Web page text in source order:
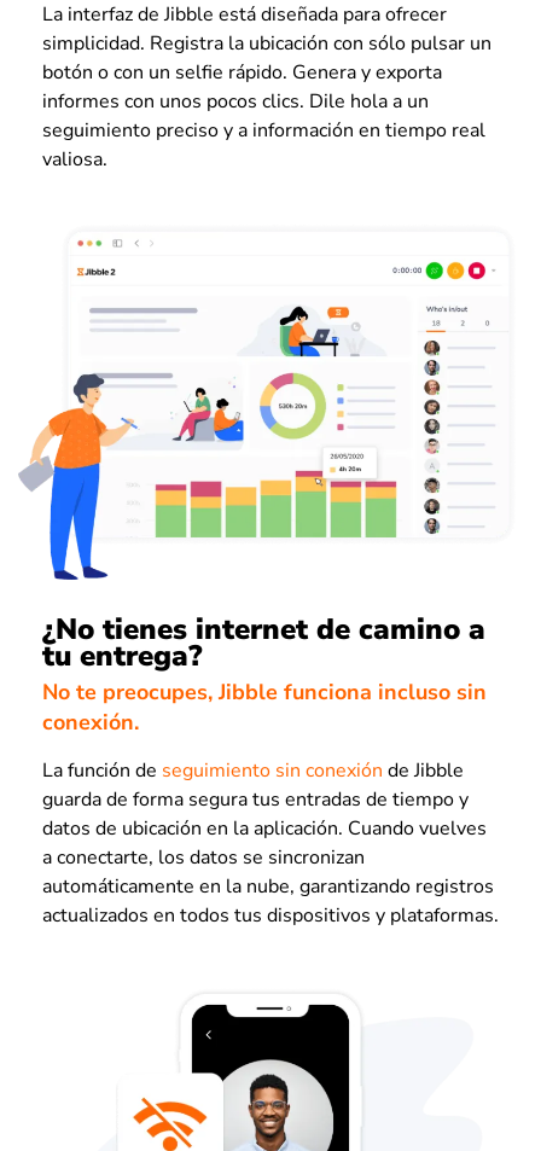
La interfaz de Jibble está diseñada para ofrecer
simplicidad. Registra la ubicación con sólo pulsar un
botón o con un selfie rápido. Genera y exporta
informes con unos pocos clics. Dile hola a un
seguimiento preciso y a información en tiempo real
valiosa.
¿No tienes internet de camino a
tu entrega?
No te preocupes, Jibble funciona incluso sin
conexión.
La función de seguimiento sin conexión de Jibble
guarda de forma segura tus entradas de tiempo y
datos de ubicación en la aplicación. Cuando vuelves
a conectarte, los datos se sincronizan
automáticamente en la nube, garantizando registros
actualizados en todos tus dispositivos y plataformas.